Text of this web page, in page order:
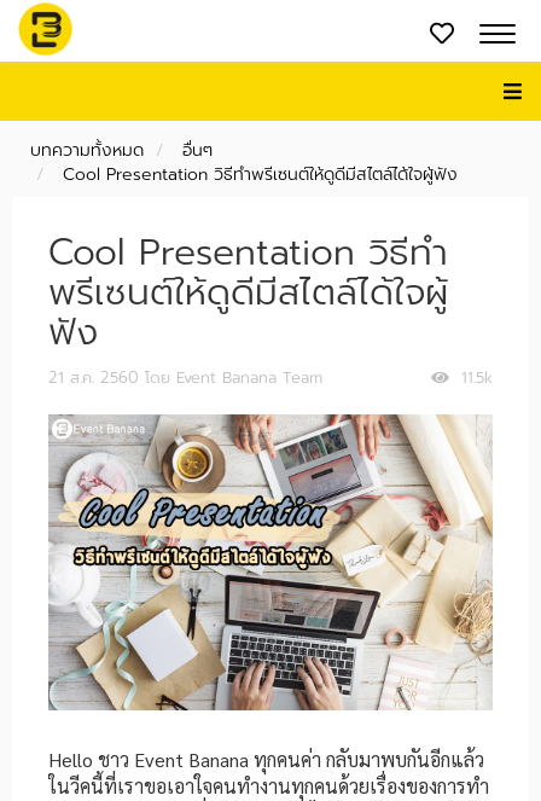
บทความทั้งหมด
อื่นๆ
Cool Presentation วิธีทำพรีเซนต์ให้ดูดีมีสไตล์ได้ใจผู้ฟัง
Cool Presentation วิธีทำ
พรีเซนต์ให้ดูดีมีสไตล์ได้ใจผู้
ฟัง
11.5k
21 ส.ค. 2560 โดย Event Banana Team
Hello ชาว Event Banana ทุกคนค่า กลับมาพบกันอีกแล้ว
ในวีคนี้ที่เราขอเอาใจคนทำงานทุกคนด้วยเรื่องของการทำ